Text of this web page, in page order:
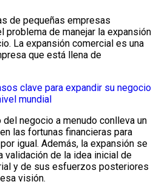
de pequeñas empresas
problema de manejar la expansión
La expansión comercial es una
que está llena de
clave para expandir su negocio
mundial
negocio a menudo conlleva un
las fortunas financieras para
igual. Además, la expansión se
validación de la idea inicial de
y de sus esfuerzos posteriores
visión.